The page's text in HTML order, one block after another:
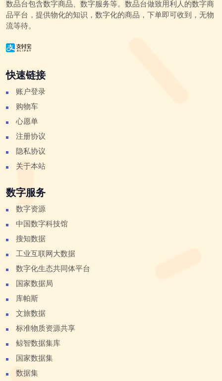
数品台包含数字商品、数字服务等。数品台做致用利人的数字商
品平台，提供物化的知识，数字化的商品，下单即可收到，无物
流等待。
快速链接
账户登录
购物车
心愿单
注册协议
隐私协议
关于本站
数字服务
数字资源
中国数字科技馆
搜知数据
工业互联网大数据
数字化生态共同体平台
国家数据局
库帕斯
文旅数据
标准物质资源共享
鲸智数据集库
国家数据集
数据集